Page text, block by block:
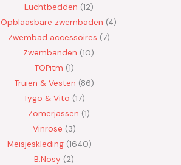
Luchtbedden 12
Opblaasbare zwembaden 4
Zwembad accessoires 7
Zwembanden 10
TOPitm 1
Truien & Vesten 86
Tygo & Vito 17
Zomerjassen 1
Vinrose 3
Meisjeskleding 1640
B.Nosy
2